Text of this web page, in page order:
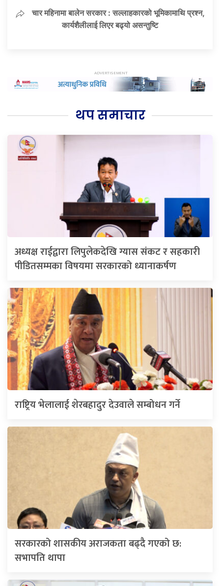
चार महिनामा बालेन सरकार : सल्लाहकारको भूमिकामाथि प्रश्न,
कार्यशैलीलाई लिएर बढ्यो असन्तुष्टि
थप समाचार
अध्यक्ष राईद्वारा लिपुलेकदेखि ग्यास संकट र सहकारी
पीडितसम्मका विषयमा सरकारको ध्यानाकर्षण
राष्ट्रिय भेलालाई शेरबहादुर देउवाले सम्बोधन गर्ने
सरकारको शासकीय अराजकता बढ्दै गएको छ:
सभापति थापा